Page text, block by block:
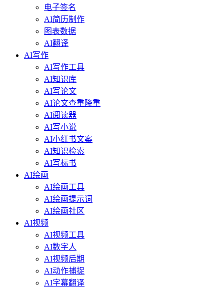
电子签名
AI简历制作
图表数据
AI翻译
AI写作
AI写作工具
AI知识库
AI写论文
AI论文查重降重
AI阅读器
AI写小说
AI小红书文案
AI知识检索
AI写标书
AI绘画
AI绘画工具
AI绘画提示词
AI绘画社区
AI视频
AI视频工具
AI数字人
AI视频后期
AI动作捕捉
AI字幕翻译